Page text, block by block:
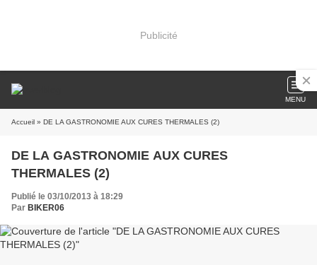
Publicité
MENU
Accueil » DE LA GASTRONOMIE AUX CURES THERMALES (2)
DE LA GASTRONOMIE AUX CURES
THERMALES (2)
Publié le 03/10/2013 à 18:29
Par BIKER06